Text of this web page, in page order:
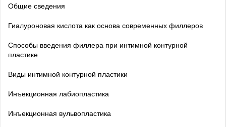
Общие сведения
Гиалуроновая кислота как основа современных филлеров
Способы введения филлера при интимной контурной
пластике
Виды интимной контурной пластики
Инъекционная лабиопластика
Инъекционная вульвопластика